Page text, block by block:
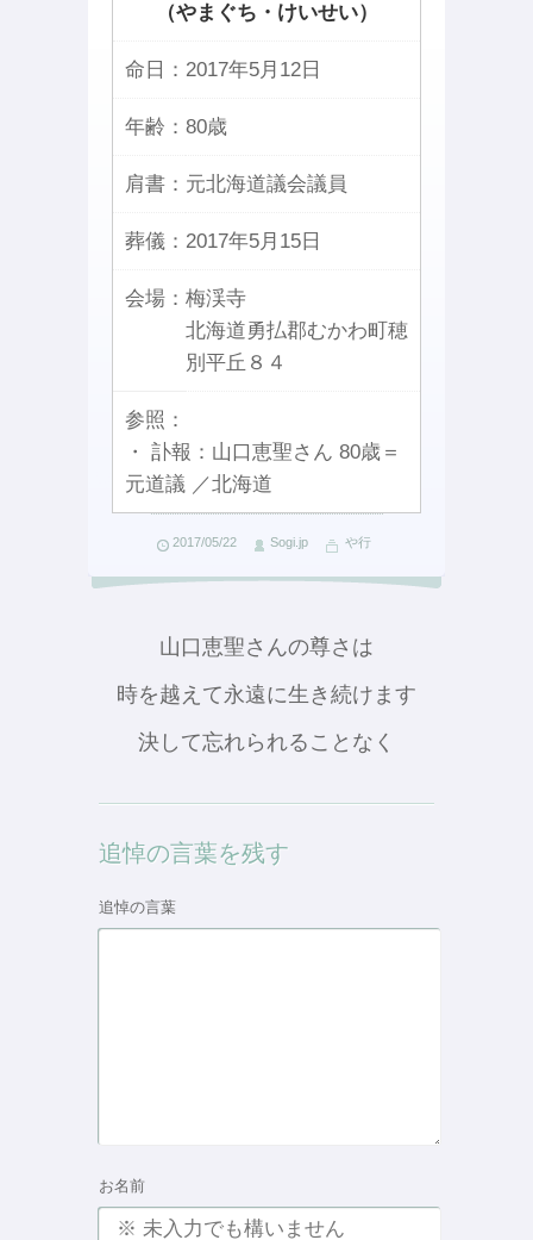
（やまぐち・けいせい）
命日： 2017年5月12日
年齢： 80歳
肩書： 元北海道議会議員
葬儀： 2017年5月15日
会場： 梅渓寺
北海道勇払郡むかわ町穂
別平丘８４
参照：
・ 訃報：山口恵聖さん 80歳＝
元道議 ／北海道
2017/05/22 Sogi.jp や行
山口恵聖さんの尊さは
時を越えて永遠に生き続けます
決して忘れられることなく
追悼の言葉を残す
追悼の言葉
お名前